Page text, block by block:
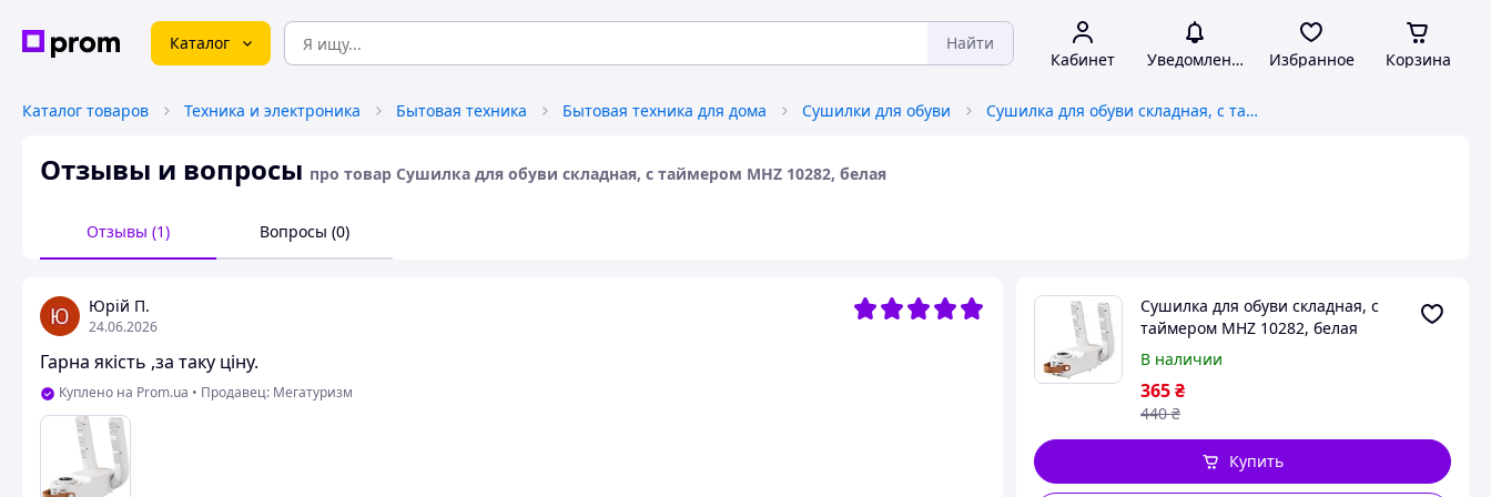
Каталог Найти
Кабинет Уведомления Избранное Корзина
Каталог товаров Техника и электроника Бытовая техника Бытовая техника для дома Сушилки для обуви Сушилка для обуви складная, с таймером MHZ 10282, белая
Отзывы и вопросы про товар Сушилка для обуви складная, с таймером MHZ 10282, белая
Отзывы (1) Вопросы (0)
Юрій П.
24.06.2026
Гарна якість ,за таку ціну.
Куплено на Prom.ua • Продавец: Мегатуризм
Сушилка для обуви складная, с
таймером MHZ 10282, белая
В наличии
365₴
440 ₴
Купить